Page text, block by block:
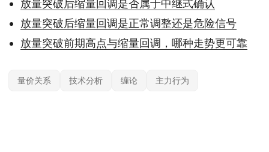
放量突破后缩量回调是否属于中继式确认
放量突破后缩量回调是正常调整还是危险信号
放量突破前期高点与缩量回调，哪种走势更可靠
量价关系 技术分析 缠论 主力行为